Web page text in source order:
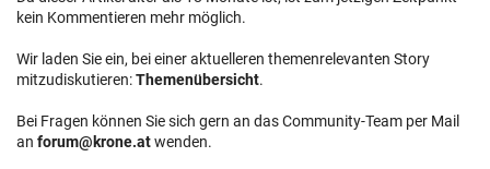
kein Kommentieren mehr möglich.
Wir laden Sie ein, bei einer aktuelleren themenrelevanten Story
mitzudiskutieren:Themenübersicht.
Bei Fragen können Sie sich gern an das Community-Team per Mail
an forum@krone.atwenden.